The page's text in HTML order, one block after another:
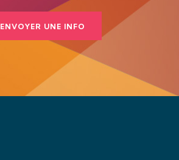
ENVOYER UNE INFO